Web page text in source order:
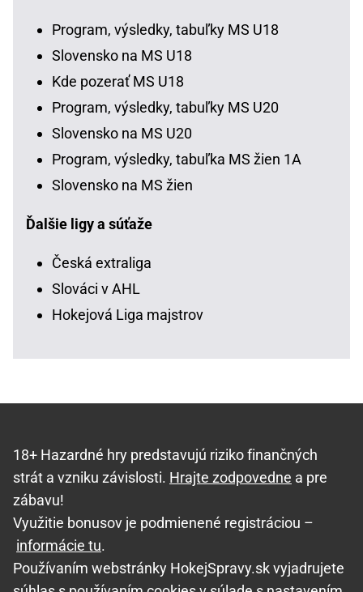
Program, výsledky, tabuľky MS U18
Slovensko na MS U18
Kde pozerať MS U18
Program, výsledky, tabuľky MS U20
Slovensko na MS U20
Program, výsledky, tabuľka MS žien 1A
Slovensko na MS žien
Ďalšie ligy a súťaže
Česká extraliga
Slováci v AHL
Hokejová Liga majstrov
18+ Hazardné hry predstavujú riziko finančných
strát a vzniku závislosti. Hrajte zodpovedne a pre
zábavu!
Využitie bonusov je podmienené registráciou –
informácie tu.
Používaním webstránky HokejSpravy.sk vyjadrujete